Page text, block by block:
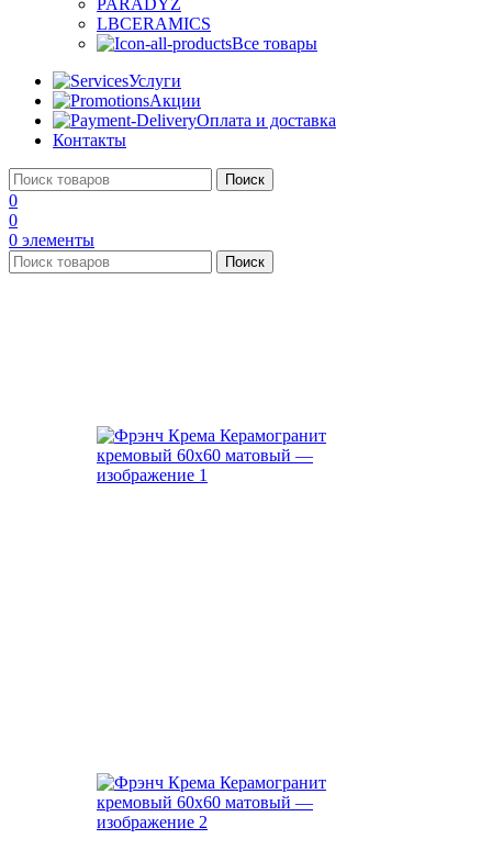
PARADYZ
LBCERAMICS
Все товары
Услуги
Акции
Оплата и доставка
Контакты
Поиск
0
0
0 элементы
Поиск